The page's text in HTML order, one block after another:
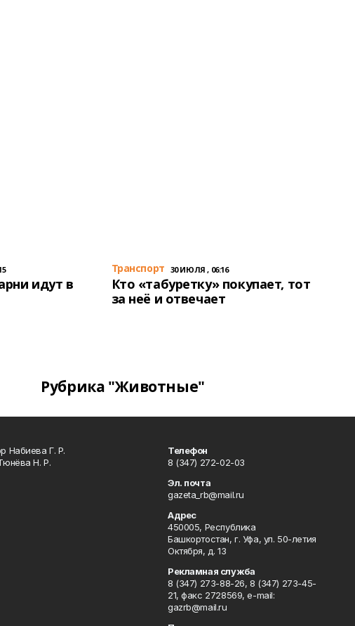
идут в
Транспорт 30 ИЮЛЯ , 06:16
Кто «табуретку» покупает, тот
за неё и отвечает
Рубрика "Животные"
Набиева Г. Р.
Н. Р.
Телефон
8 (347) 272-02-03
Эл. почта
gazeta_rb@mail.ru
Адрес
450005, Республика
Башкортостан, г. Уфа, ул. 50-летия
Октября, д. 13
Рекламная служба
8 (347) 273-88-26, 8 (347) 273-45-
21, факс 2728569, e-mail:
gazrb@mail.ru